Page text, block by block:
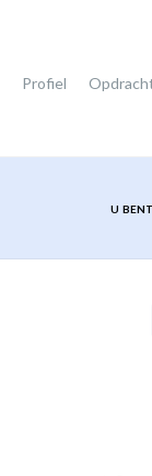
Profiel
U